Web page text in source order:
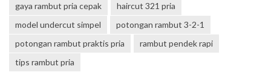
gaya rambut pria cepak
haircut 321 pria
model undercut simpel
potongan rambut 3-2-1
potongan rambut praktis pria
rambut pendek rapi
tips rambut pria